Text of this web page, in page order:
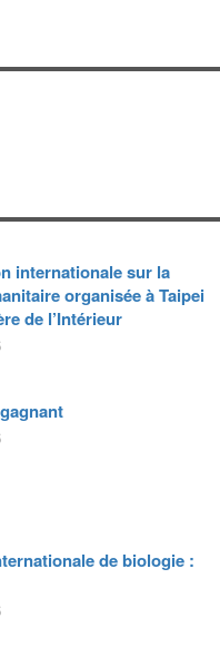
internationale sur la
organisée à Taipei
de l’Intérieur
de biologie :